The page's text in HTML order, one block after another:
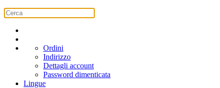
Ordini
Indirizzo
Dettagli account
Password dimenticata
Lingue